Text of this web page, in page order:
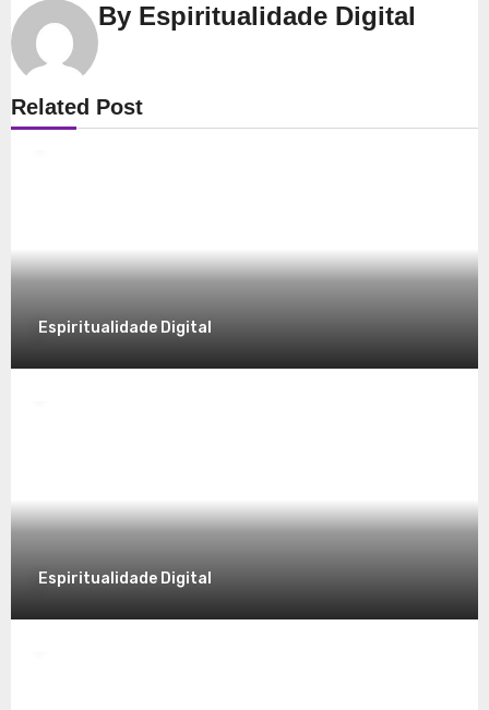
By Espiritualidade Digital
Related Post
Espiritualidade
Explorando a Espiritualidade: Conexão e
Espiritualidade Digital
Espiritualidade Digital